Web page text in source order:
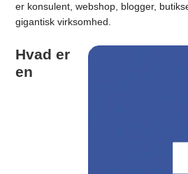
er konsulent, webshop, blogger,
gigantisk virksomhed.
Hvad er
en